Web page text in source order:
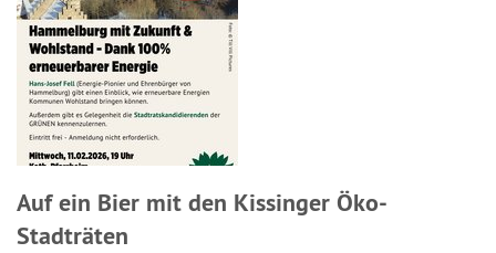
Auf ein Bier mit den Kissinger Öko-
Stadträten